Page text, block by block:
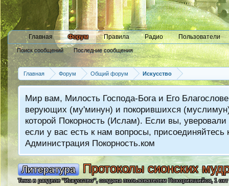
Главная Форум
Поиск сообщений Последние сообщения
Правила Радио Пользователи
Главная Форум Общий форум Искусство
Мир вам, Милость Господа-Бога и Его
верующих (му'минун) и покорившихся
которой Покорность (Ислам). Если вы,
если у вас есть к нам вопросы,
Администрация Покорность.ком
Литература Протоколы сионских
Тема в разделе "Искусство", создана пользователемПокорившийся,1